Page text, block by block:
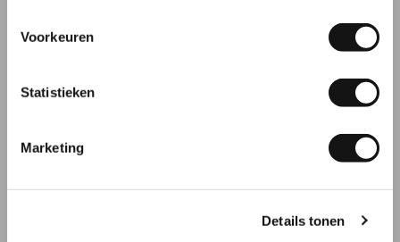
Voorkeuren
Statistieken
Marketing
Details tonen
Makkelijk te configureren en mooi resultaat
Aanbeveling
JA!
, Abcoude
E-mailadres